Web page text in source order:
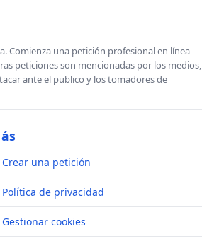
Comienza una petición profesional en línea
peticiones son mencionadas por los medios,
ante el publico y los tomadores de
Crear una petición
Política de privacidad
Gestionar cookies